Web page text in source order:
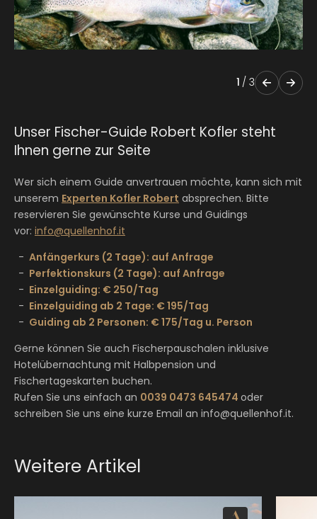
1 / 3
Unser Fischer-Guide Robert Kofler steht
Ihnen gerne zur Seite
Wer sich einem Guide anvertrauen möchte, kann sich mit
unserem Experten Kofler Robert absprechen. Bitte
reservieren Sie gewünschte Kurse und Guidings
vor: info@quellenhof.it
Anfängerkurs (2 Tage): auf Anfrage
Perfektionskurs (2 Tage): auf Anfrage
Einzelguiding: € 250/Tag
Einzelguiding ab 2 Tage: € 195/Tag
Guiding ab 2 Personen: € 175/Tag u. Person
Gerne können Sie auch Fischerpauschalen inklusive
Hotelübernachtung mit Halbpension und
Fischertageskarten buchen.
Rufen Sie uns einfach an 0039 0473 645474 oder
schreiben Sie uns eine kurze Email an info@quellenhof.it.
Weitere Artikel